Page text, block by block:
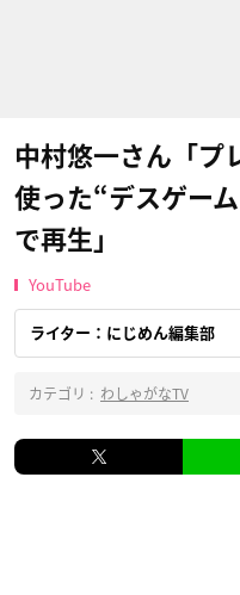
中村悠一さん「プ
使った“デスゲー
で再生」
YouTube
ライター：にじめん編集部
カテゴリ : わしゃがなTV